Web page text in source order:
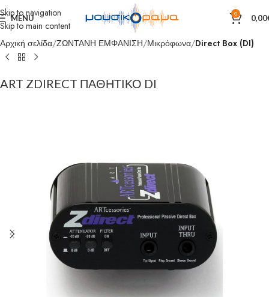
Skip to navigation
Skip to main content
MENU 0 0,00
Αρχική σελίδα ΖΩΝΤΑΝΗ ΕΜΦΑΝΙΣΗ Μικρόφωνα Direct Box (DI)
ART ZDIRECT ΠΑΘΗΤΙΚΟ DI